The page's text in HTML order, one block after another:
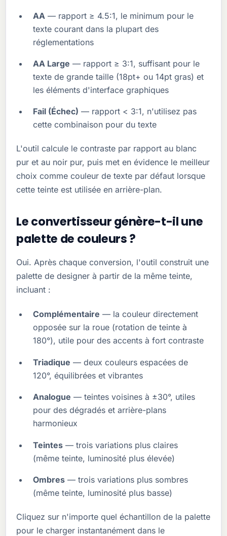
AA — rapport ≥ 4.5:1, le minimum pour le
texte courant dans la plupart des
réglementations
AA Large — rapport ≥ 3:1, suffisant pour le
texte de grande taille (18pt+ ou 14pt gras) et
les éléments d'interface graphiques
Fail (Échec) — rapport < 3:1, n'utilisez pas
cette combinaison pour du texte
L'outil calcule le contraste par rapport au blanc
pur et au noir pur, puis met en évidence le meilleur
choix comme couleur de texte par défaut lorsque
cette teinte est utilisée en arrière-plan.
Le convertisseur génère-t-il une
palette de couleurs ?
Oui. Après chaque conversion, l'outil construit une
palette de designer à partir de la même teinte,
incluant :
Complémentaire — la couleur directement
opposée sur la roue (rotation de teinte à
180°), utile pour des accents à fort contraste
Triadique — deux couleurs espacées de
120°, équilibrées et vibrantes
Analogue — teintes voisines à ±30°, utiles
pour des dégradés et arrière-plans
harmonieux
Teintes— trois variations plus claires
(même teinte, luminosité plus élevée)
Ombres— trois variations plus sombres
(même teinte, luminosité plus basse)
Cliquez sur n'importe quel échantillon de la palette
pour le charger instantanément dans le